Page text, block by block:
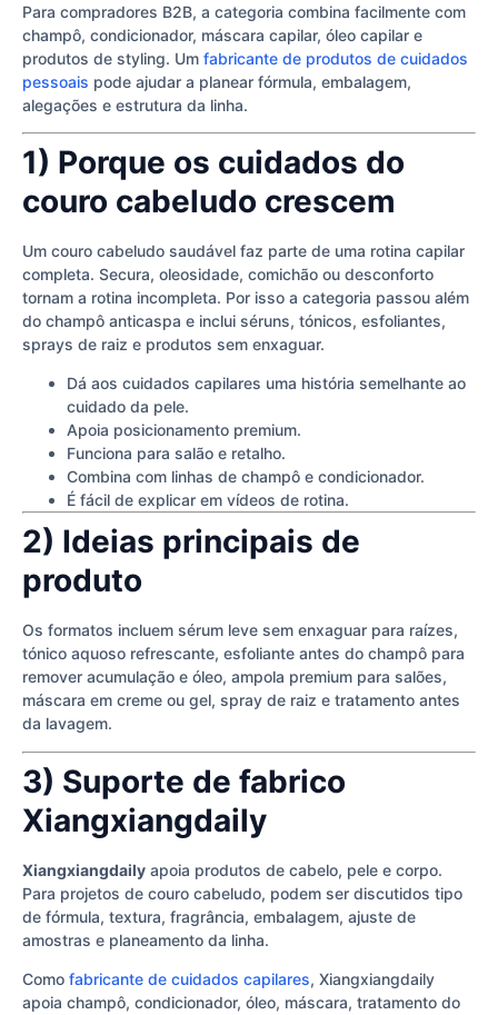
Para compradores B2B, a categoria combina facilmente com
champô, condicionador, máscara capilar, óleo capilar e
produtos de styling. Um fabricante de produtos de cuidados
pessoais pode ajudar a planear fórmula, embalagem,
alegações e estrutura da linha.
1) Porque os cuidados do
couro cabeludo crescem
Um couro cabeludo saudável faz parte de uma rotina capilar
completa. Secura, oleosidade, comichão ou desconforto
tornam a rotina incompleta. Por isso a categoria passou além
do champô anticaspa e inclui séruns, tónicos, esfoliantes,
sprays de raiz e produtos sem enxaguar.
Dá aos cuidados capilares uma história semelhante ao
cuidado da pele.
Apoia posicionamento premium.
Funciona para salão e retalho.
Combina com linhas de champô e condicionador.
É fácil de explicar em vídeos de rotina.
2) Ideias principais de
produto
Os formatos incluem sérum leve sem enxaguar para raízes,
tónico aquoso refrescante, esfoliante antes do champô para
remover acumulação e óleo, ampola premium para salões,
máscara em creme ou gel, spray de raiz e tratamento antes
da lavagem.
3) Suporte de fabrico
Xiangxiangdaily
Xiangxiangdaily apoia produtos de cabelo, pele e corpo.
Para projetos de couro cabeludo, podem ser discutidos tipo
de fórmula, textura, fragrância, embalagem, ajuste de
amostras e planeamento da linha.
Como fabricante de cuidados capilares, Xiangxiangdaily
apoia champô, condicionador, óleo, máscara, tratamento do